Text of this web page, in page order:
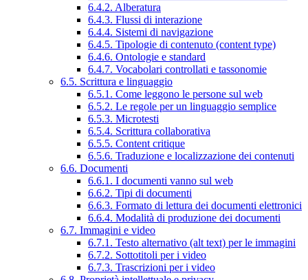
6.4.2. Alberatura
6.4.3. Flussi di interazione
6.4.4. Sistemi di navigazione
6.4.5. Tipologie di contenuto (content type)
6.4.6. Ontologie e standard
6.4.7. Vocabolari controllati e tassonomie
6.5. Scrittura e linguaggio
6.5.1. Come leggono le persone sul web
6.5.2. Le regole per un linguaggio semplice
6.5.3. Microtesti
6.5.4. Scrittura collaborativa
6.5.5. Content critique
6.5.6. Traduzione e localizzazione dei contenuti
6.6. Documenti
6.6.1. I documenti vanno sul web
6.6.2. Tipi di documenti
6.6.3. Formato di lettura dei documenti elettronici
6.6.4. Modalità di produzione dei documenti
6.7. Immagini e video
6.7.1. Testo alternativo (alt text) per le immagini
6.7.2. Sottotitoli per i video
6.7.3. Trascrizioni per i video